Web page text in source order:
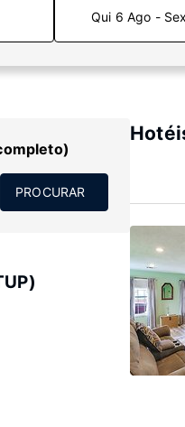
Qui 6 Ago -
PROCURAR